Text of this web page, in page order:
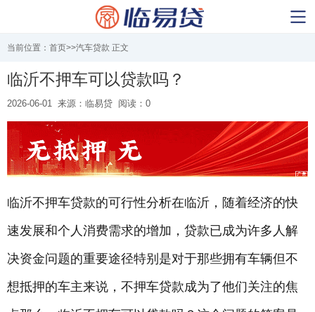
当前位置： 首页>>汽车贷款 正文
临沂不押车可以贷款吗？
2026-06-01 来源：临易贷 阅读：0
临沂不押车贷款的可行性分析在临沂，随着经济的快
速发展和个人消费需求的增加，贷款已成为许多人解
决资金问题的重要途径特别是对于那些拥有车辆但不
想抵押的车主来说，不押车贷款成为了他们关注的焦